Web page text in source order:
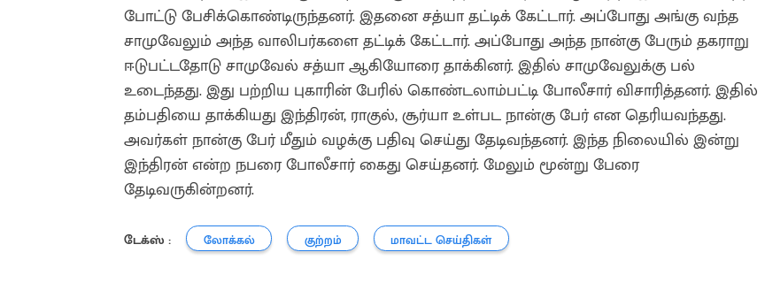
போட்டு பேசிக்கொண்டிருந்தனர். இதனை சத்யா தட்டிக் கேட்டார். அப்போது அங்கு வந்த
சாமுவேலும் அந்த வாலிபர்களை தட்டிக் கேட்டார். அப்போது அந்த நான்கு பேரும் தகராறு
ஈடுபட்டதோடு சாமுவேல் சத்யா ஆகியோரை தாக்கினர். இதில் சாமுவேலுக்கு பல்
உடைந்தது. இது பற்றிய புகாரின் பேரில் கொண்டலாம்பட்டி போலீசார் விசாரித்தனர். இதில்
தம்பதியை தாக்கியது இந்திரன், ராகுல், சூர்யா உள்பட நான்கு பேர் என தெரியவந்தது.
அவர்கள் நான்கு பேர் மீதும் வழக்கு பதிவு செய்து தேடிவந்தனர். இந்த நிலையில் இன்று
இந்திரன் என்ற நபரை போலீசார் கைது செய்தனர். மேலும் மூன்று பேரை
தேடிவருகின்றனர்.
டேக்ஸ் : லோக்கல் குற்றம் மாவட்ட செய்திகள்